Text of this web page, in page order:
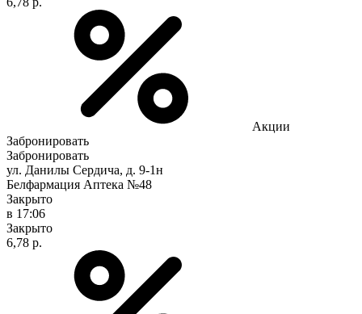
Акции
Забронировать
Забронировать
ул. Данилы Сердича, д. 9-1н
Белфармация Аптека №48
Закрыто
в 17:06
Закрыто
6,78 р.